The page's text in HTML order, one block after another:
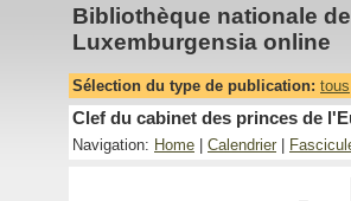
Bibliothèque nationale
Luxemburgensia online
Sélection du type de publication: tous
Clef du cabinet des princes de
Navigation: Home Calendrier